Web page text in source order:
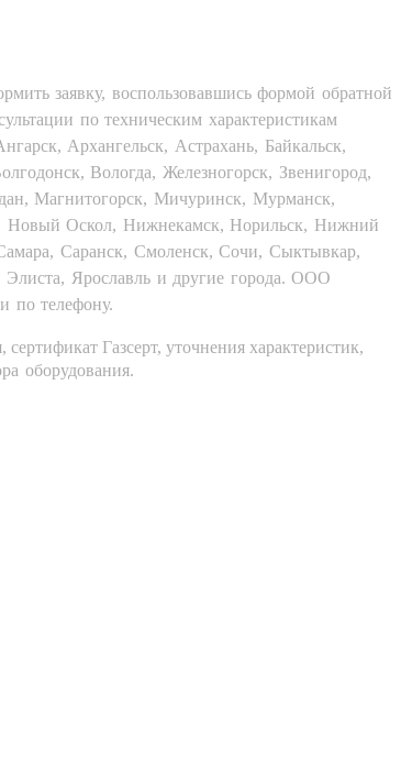
заявку, воспользовавшись формой обратной
по техническим характеристикам
Архангельск, Астрахань, Байкальск,
Вологда, Железногорск, Звенигород,
Магнитогорск, Мичуринск, Мурманск,
Новый Оскол, Нижнекамск, Норильск, Нижний
Саранск, Смоленск, Сочи, Сыктывкар,
Элиста, Ярославль и другие города. ООО
по телефону.
Газсерт, уточнения характеристик,
оборудования.